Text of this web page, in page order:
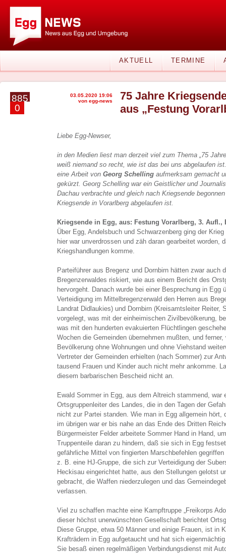
AKTUELL TERMINE
885
0
03.05.2020 19:06
von egg-news
75 Jahre
aus „Festung
Liebe Egg-Newser,
in den Medien liest man derzeit viel zum Thema „75
weiß niemand so recht, wie ist das bei uns abgelaufen
eine Arbeit von Georg Schelling aufmerksam gemacht
gekürzt. Georg Schelling war ein Geistlicher und
Dachau verbrachte und gleich nach Kriegsende
Kriegsende in Vorarlberg abgelaufen ist.
Kriegsende in Egg, aus: Festung Vorarlberg, 3. Aufl.,
Über Egg, Andelsbuch und Schwarzenberg ging der
hier war unverdrossen und zäh daran gearbeitet worden,
Kriegshandlungen komme.
Parteiführer aus Bregenz und Dornbirn hätten zwar auch
Bregenzerwaldes riskiert, wie aus einem Bericht des
hervorgeht. Danach wurde bei einer Besprechung in Egg
Verteidigung im Mittelbregenzerwald den Herren aus
Landrat Didlaukies) und Dornbirn (Kreisamtsleiter Reiter,
vorgelegt, was mit der einheimischen Zivilbevölkerung,
was mit den hunderten evakuierten Flüchtlingen
Wochen die Gemeinden übernehmen mußten, und
Bevölkerung ohne Wohnungen und ohne Viehstand
Vertreter der Gemeinden erhielten (nach Sommer) zur
tausend Frauen und Kinder auch nicht mehr ankomme.
diesem barbarischen Bescheid nicht an.
Ewald Sommer in Egg, aus dem Altreich stammend, war
Ortsgruppenleiter des Landes, die in den Tagen der
nicht zur Partei standen. Wie man in Egg allgemein hört,
im übrigen war er bis nahe an das Ende des Dritten
Bürgermeister Felder arbeitete Sommer Hand in Hand,
Truppenteile daran zu hindern, daß sie sich in Egg
gefährliche Mittel von fingierten Marschbefehlen
z. B. eine HJ-Gruppe, die sich zur Verteidigung der
Heckisau eingerichtet hatte, aus den Stellungen gelotst
gebracht, die Waffen niederzulegen und das
verlassen.
Viel zu schaffen machte eine Kampftruppe „Freikorps
dieser höchst unerwünschten Gesellschaft berichtet
Diese Gruppe, etwa 50 Männer und einige Frauen, ist in
Krafträdern in Egg aufgetaucht und hat sich
Sie besaß einen regelmäßigen Verbindungsdienst mit